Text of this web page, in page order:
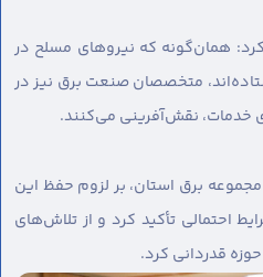
کرد: همان‌گونه که نیروهای مسلح در
متخصصان صنعت برق نیز در
خدمات، نقش‌آفرینی می‌کنند.
مجموعه برق استان، بر لزوم حفظ این
احتمالی تأکید کرد و از تلاش‌های
قدردانی کرد.